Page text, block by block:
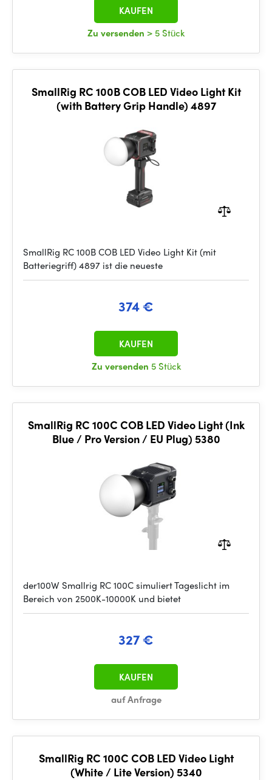
Zu versenden > 5 Stück
KAUFEN
SmallRig RC 100B COB LED Video Light Kit
(with Battery Grip Handle) 4897
SmallRig RC 100B COB LED Video Light Kit (mit
Batteriegriff) 4897 ist die neueste
374 €
Zu versenden 5 Stück
KAUFEN
SmallRig RC 100C COB LED Video Light (Ink
Blue / Pro Version / EU Plug) 5380
der100W Smallrig RC 100C simuliert Tageslicht im
Bereich von 2500K-10000K und bietet
327 €
auf Anfrage
KAUFEN
SmallRig RC 100C COB LED Video Light
(White / Lite Version) 5340